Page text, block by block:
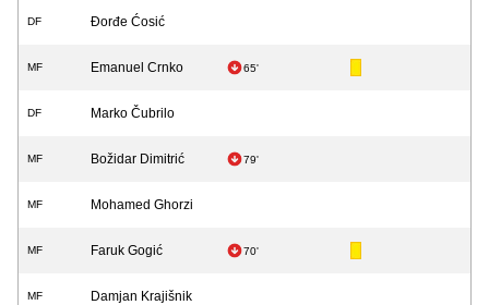
DF Đorđe Ćosić
MF Emanuel Crnko 65'
DF Marko Čubrilo
MF Božidar Dimitrić 79'
MF Mohamed Ghorzi
MF Faruk Gogić 70'
MF Damjan Krajišnik